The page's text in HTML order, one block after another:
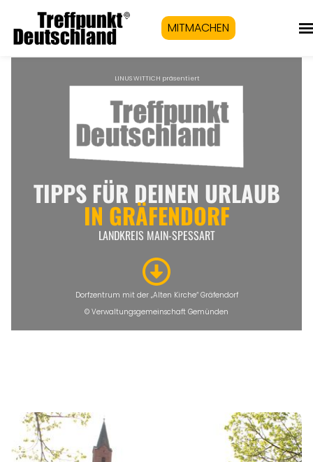
MITMACHEN
LINUS WITTICH präsentiert
TIPPS FÜR DEINEN URLAUB
IN GRÄFENDORF
LANDKREIS MAIN-SPESSART
Dorfzentrum mit der „Alten Kirche“ Gräfendorf
© Verwaltungsgemeinschaft Gemünden